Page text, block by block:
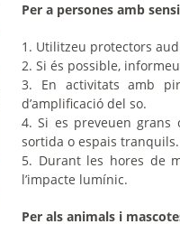
Per a persones amb
1. Utilitzeu protectors
2. Si és possible,
3. En activitats amb
d’amplificació del so.
4.Si es preveuen grans
sortida o espais tranquils.
5. Durant les hores de
l’impacte lumínic.
Per als animals i